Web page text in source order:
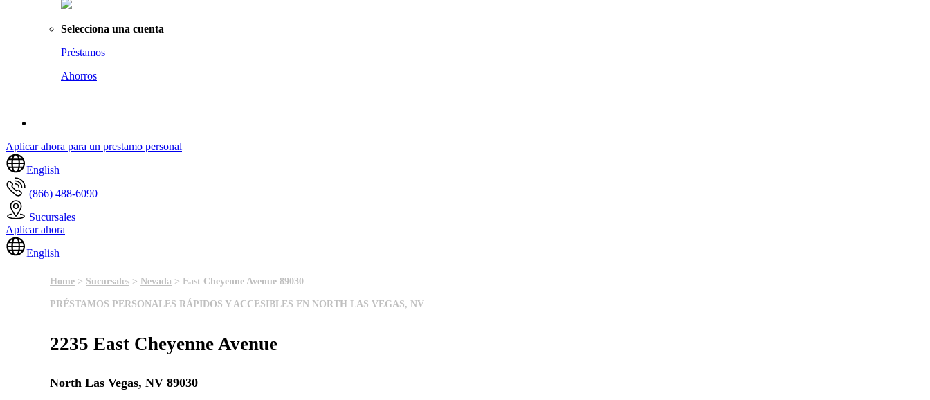
Selecciona una cuenta
Préstamos
Ahorros
Aplicar ahora para un prestamo personal
English
(866) 488-6090
Sucursales
Aplicar ahora
English
Home > Sucursales > Nevada > East Cheyenne Avenue 89030
PRÉSTAMOS PERSONALES RÁPIDOS Y ACCESIBLES EN NORTH LAS VEGAS, NV
2235 East Cheyenne Avenue
North Las Vegas, NV 89030